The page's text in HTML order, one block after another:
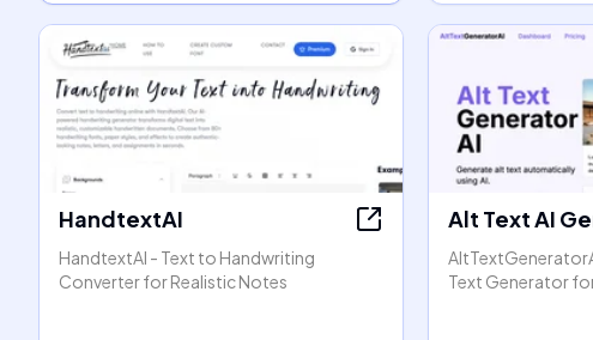
HandtextAI
HandtextAI - Text to Handwriting
Converter for Realistic Notes
Alt Text AI
Text Generator